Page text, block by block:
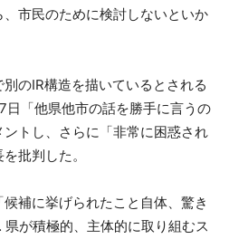
市民のために検討しないといか
のIR構造を描いているとされる
「他県他市の話を勝手に言うの
トし、さらに「非常に困惑され
批判した。
補に挙げられたこと自体、驚き
が積極的、主体的に取り組むス